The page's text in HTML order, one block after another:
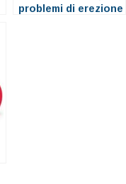
problemi di erezione